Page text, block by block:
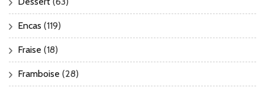
Encas (119)
Fraise (18)
Framboise (28)